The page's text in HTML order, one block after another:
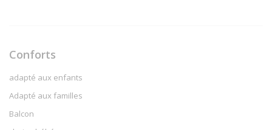
Conforts
adapté aux enfants
Adapté aux familles
Balcon